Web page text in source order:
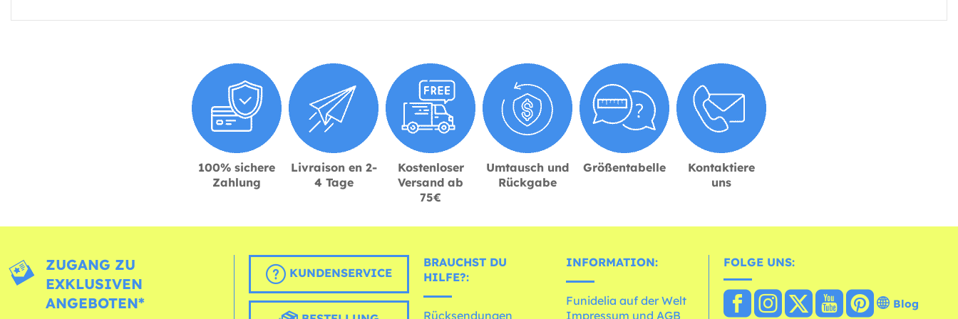
100% sichere
Zahlung
Livraison en 2-
4 Tage
Kostenloser
Versand ab
75€
Umtausch und
Rückgabe
Größentabelle
Kontaktiere
uns
ZUGANG ZU
EXKLUSIVEN
ANGEBOTEN*
KUNDENSERVICE
BRAUCHST DU
HILFE?:
Rücksendungen
INFORMATION:
Funidelia auf der Welt
Impressum und AGB
FOLGE UNS:
Blog